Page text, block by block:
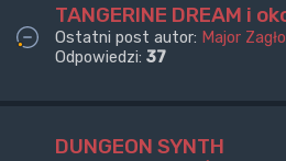
TANGERINE DREAM i
Ostatni post autor: Major
Odpowiedzi: 37
DUNGEON SYNTH